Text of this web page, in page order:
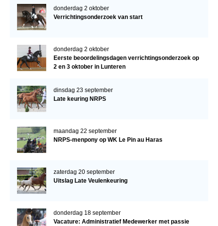
donderdag 2 oktober
Verrichtingsonderzoek van start
donderdag 2 oktober
Eerste beoordelingsdagen verrichtingsonderzoek op
2 en 3 oktober in Lunteren
dinsdag 23 september
Late keuring NRPS
maandag 22 september
NRPS-menpony op WK Le Pin au Haras
zaterdag 20 september
Uitslag Late Veulenkeuring
donderdag 18 september
Vacature: Administratief Medewerker met passie